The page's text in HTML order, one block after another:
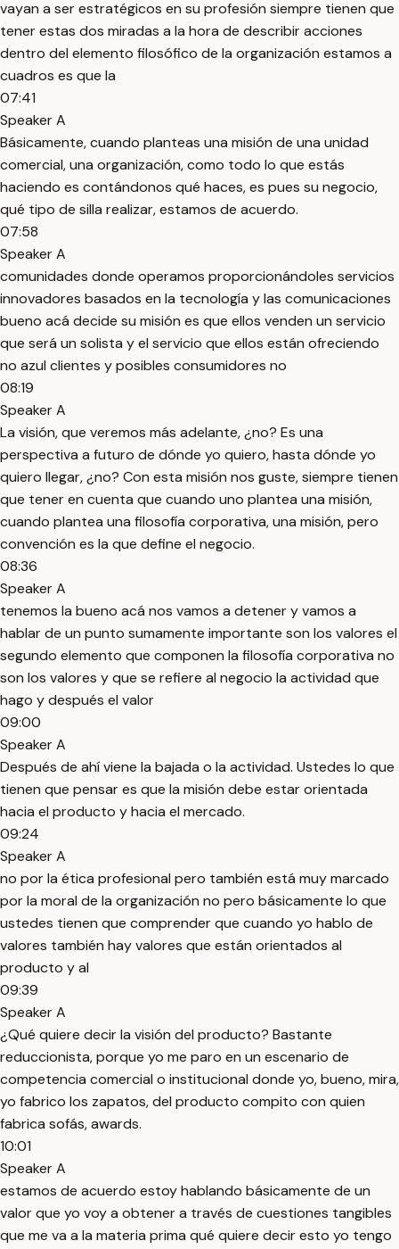
vayan a ser estratégicos en su profesión siempre tienen que
tener estas dos miradas a la hora de describir acciones
dentro del elemento filosófico de la organización estamos a
cuadros es que la
07:41
Speaker A
Básicamente, cuando planteas una misión de una unidad
comercial, una organización, como todo lo que estás
haciendo es contándonos qué haces, es pues su negocio,
qué tipo de silla realizar, estamos de acuerdo.
07:58
Speaker A
comunidades donde operamos proporcionándoles servicios
innovadores basados en la tecnología y las comunicaciones
bueno acá decide su misión es que ellos venden un servicio
que será un solista y el servicio que ellos están ofreciendo
no azul clientes y posibles consumidores no
08:19
Speaker A
La visión, que veremos más adelante, ¿no? Es una
perspectiva a futuro de dónde yo quiero, hasta dónde yo
quiero llegar, ¿no? Con esta misión nos guste, siempre tienen
que tener en cuenta que cuando uno plantea una misión,
cuando plantea una filosofía corporativa, una misión, pero
convención es la que define el negocio.
08:36
Speaker A
tenemos la bueno acá nos vamos a detener y vamos a
hablar de un punto sumamente importante son los valores el
segundo elemento que componen la filosofía corporativa no
son los valores y que se refiere al negocio la actividad que
hago y después el valor
09:00
Speaker A
Después de ahí viene la bajada o la actividad. Ustedes lo que
tienen que pensar es que la misión debe estar orientada
hacia el producto y hacia el mercado.
09:24
Speaker A
no por la ética profesional pero también está muy marcado
por la moral de la organización no pero básicamente lo que
ustedes tienen que comprender que cuando yo hablo de
valores también hay valores que están orientados al
producto y al
09:39
Speaker A
¿Qué quiere decir la visión del producto? Bastante
reduccionista, porque yo me paro en un escenario de
competencia comercial o institucional donde yo, bueno, mira,
yo fabrico los zapatos, del producto compito con quien
fabrica sofás, awards.
10:01
Speaker A
estamos de acuerdo estoy hablando básicamente de un
valor que yo voy a obtener a través de cuestiones tangibles
que me va a la materia prima qué quiere decir esto yo tengo